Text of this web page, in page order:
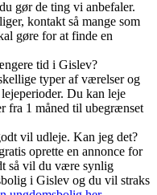
gør de ting vi anbefaler.
kontakt så mange som
gøre for at finde en
tid i Gislev?
typer af værelser og
Du kan leje
fra 1 måned til ubegrænset
vil udleje. Kan jeg det?
oprette en annonce for
så vil du være synlig
i Gislev og du vil straks